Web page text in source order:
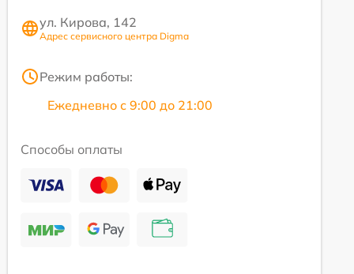
ул. Кирова, 142
Адрес сервисного центра Digma
Режим работы:
Ежедневно с 9:00 до 21:00
Способы оплаты